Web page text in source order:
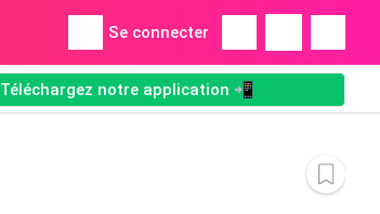
Se connecter
Téléchargez notre application 📲